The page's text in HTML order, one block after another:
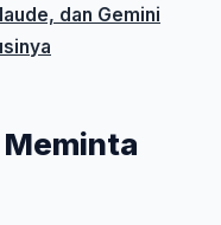
dan Gemini